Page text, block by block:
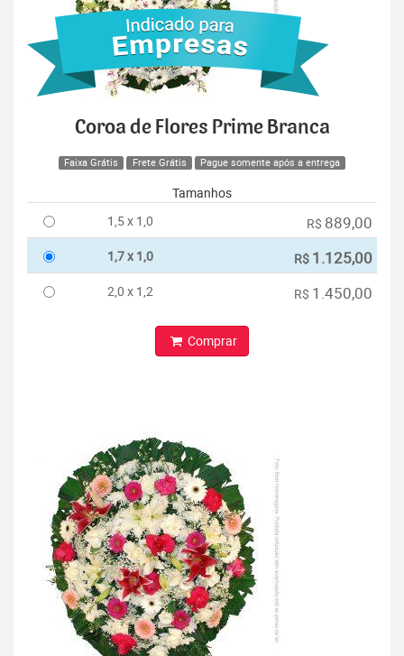
Coroa de Flores Prime Branca
Faixa Grátis Frete Grátis Pague somente após a entrega
Tamanhos
1,5 x 1,0
R$ 889,00
1,7 x 1,0 R$ 1.125,00
2,0 x 1,2 R$ 1.450,00
Comprar